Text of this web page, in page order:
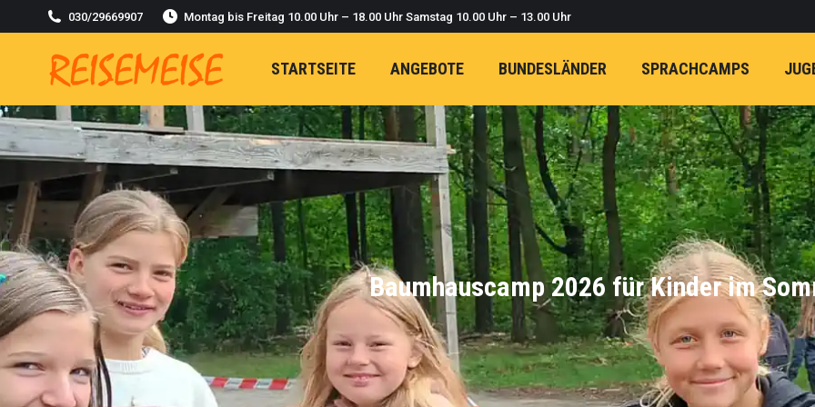
030/29669907 Montag bis Freitag 10.00 Uhr – 18.00 Uhr Samstag 10.00 Uhr – 13.00 Uhr
STARTSEITE ANGEBOTE BUNDESLÄNDER SPRACHCAMPS
Baumhauscamp 2026 für Kinder im